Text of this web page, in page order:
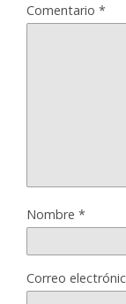
Comentario *
Nombre *
Correo